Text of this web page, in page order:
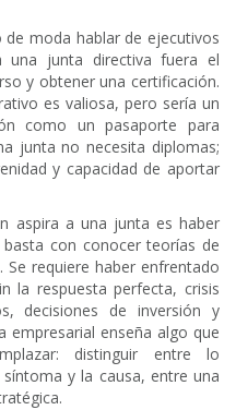
moda hablar de ejecutivos
una junta directiva fuera el
y obtener una certificación.
es valiosa, pero sería un
como un pasaporte para
junta no necesita diplomas;
y capacidad de aportar
aspira a una junta es haber
con conocer teorías de
requiere haber enfrentado
la respuesta perfecta, crisis
decisiones de inversión y
empresarial enseña algo que
distinguir entre lo
y la causa, entre una